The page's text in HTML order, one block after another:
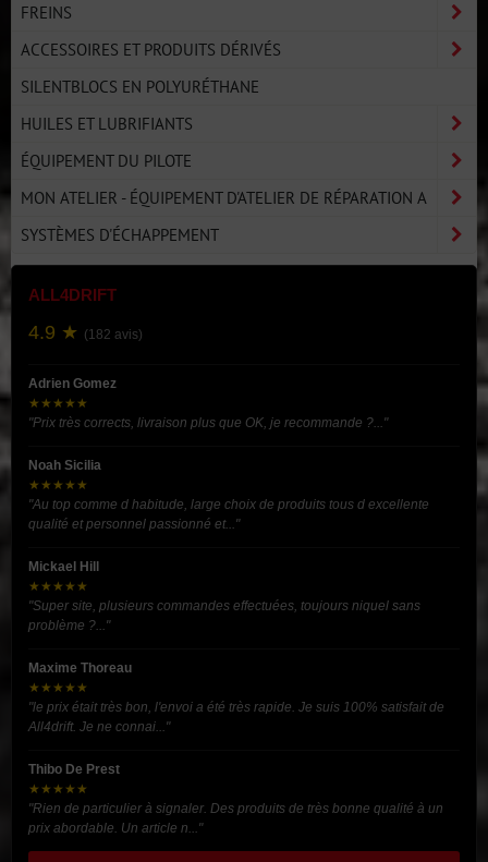
FREINS
ACCESSOIRES ET PRODUITS DÉRIVÉS
SILENTBLOCS EN POLYURÉTHANE
HUILES ET LUBRIFIANTS
ÉQUIPEMENT DU PILOTE
MON ATELIER - ÉQUIPEMENT D'ATELIER DE RÉPARATION A
SYSTÈMES D'ÉCHAPPEMENT
ALL4DRIFT
4.9 ★ (182 avis)
Adrien Gomez
★★★★★
"Prix très corrects, livraison plus que OK, je recommande ?..."
Noah Sicilia
★★★★★
"Au top comme d habitude, large choix de produits tous d excellente
qualité et personnel passionné et..."
Mickael Hill
★★★★★
"Super site, plusieurs commandes effectuées, toujours niquel sans
problème ?..."
Maxime Thoreau
★★★★★
"le prix était très bon, l'envoi a été très rapide. Je suis 100% satisfait de
All4drift. Je ne connai..."
Thibo De Prest
★★★★★
"Rien de particulier à signaler. Des produits de très bonne qualité à un
prix abordable. Un article n..."